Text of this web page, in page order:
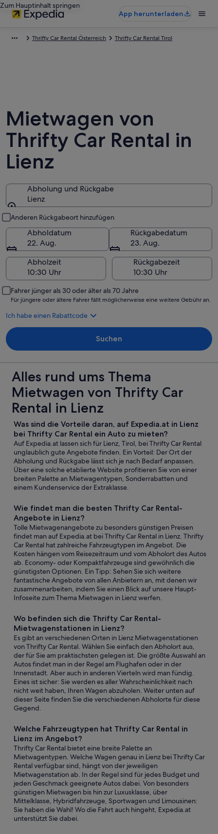
Zum Hauptinhalt springen
App herunterladen
Thrifty Car Rental Österreich Thrifty Car Rental Tirol
Mietwagen von
Thrifty Car Rental in
Lienz
Abholung und Rückgabe
Lienz
Anderen Rückgabeort hinzufügen
Abholdatum
22. Aug.
Rückgabedatum
23. Aug.
Abholzeit
Rückgabezeit
Fahrer jünger als 30 oder älter als 70 Jahre
Für jüngere oder ältere Fahrer fällt möglicherweise eine weitere Gebühr an.
Ich habe einen Rabattcode
Suchen
Alles rund ums Thema
Mietwagen von Thrifty Car
Rental in Lienz
Was sind die Vorteile daran, auf Expedia.at in Lienz
bei Thrifty Car Rental ein Auto zu mieten?
Auf Expedia.at lassen sich für Lienz, Tirol, bei Thrifty Car Rental
unglaublich gute Angebote finden. Ein Vorteil: Der Ort der
Abholung und Rückgabe lässt sich je nach Bedarf anpassen.
Über eine solche etablierte Website profitieren Sie von einer
breiten Palette an Mietwagentypen, Sonderrabatten und
einem Kundenservice der Extraklasse.
Wie findet man die besten Thrifty Car Rental-
Angebote in Lienz?
Tolle Mietwagenangebote zu besonders günstigen Preisen
findet man auf Expedia.at bei Thrifty Car Rental in Lienz. Thrifty
Car Rental hat zahlreiche Fahrzeugtypen im Angebot. Die
Kosten hängen vom Reisezeitraum und vom Abholort des Autos
ab. Economy- oder Kompaktfahrzeuge sind gewöhnlich die
günstigsten Optionen. Ein Tipp: Sehen Sie sich weitere
fantastische Angebote von allen Anbietern an, mit denen wir
zusammenarbeiten, indem Sie einen Blick auf unsere Haupt-
Infoseite zum Thema Mietwagen in Lienz werfen.
Wo befinden sich die Thrifty Car Rental-
Mietwagenstationen in Lienz?
Es gibt an verschiedenen Orten in Lienz Mietwagenstationen
von Thrifty Car Rental. Wählen Sie einfach den Abholort aus,
der für Sie am praktischsten gelegen ist. Die größte Auswahl an
Autos findet man in der Regel am Flughafen oder in der
Innenstadt. Aber auch in anderen Vierteln wird man fündig.
Eines ist sicher: Sie werden es aller Wahrscheinlichkeit nach
nicht weit haben, Ihren Wagen abzuholen. Weiter unten auf
dieser Seite finden Sie die verschiedenen Abholorte für diese
Gegend.
Welche Fahrzeugtypen hat Thrifty Car Rental in
Lienz im Angebot?
Thrifty Car Rental bietet eine breite Palette an
Mietwagentypen. Welche Wagen genau in Lienz bei Thrifty Car
Rental verfügbar sind, hängt von der jeweiligen
Mietwagenstation ab. In der Regel sind für jedes Budget und
jeden Geschmack geeignete Autos dabei. Von besonders
günstigen Mietwagen bis hin zur Luxusklasse, über
Mittelklasse, Hybridfahrzeuge, Sportwagen und Limousinen:
Sie haben die Wahl! Wo die Fahrt auch hingeht, Expedia.at
unterstützt Sie dabei.